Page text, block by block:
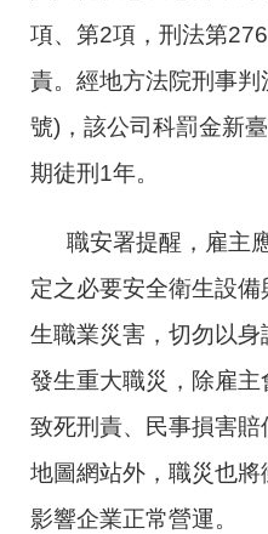
項、第2項，刑法第
責。經地方法院刑事
號)，該公司科罰金新
期徒刑1年。
職安署提醒，雇主
定之必要安全衛生設
生職業災害，切勿以身
發生重大職災，除雇
致死刑責、民事損害
地圖網站外，職災也將
影響企業正常營運。